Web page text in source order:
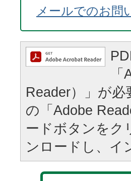
メールでのお問
Reader）」が
の「Adobe
ードボタンをク
ンロードし、イ